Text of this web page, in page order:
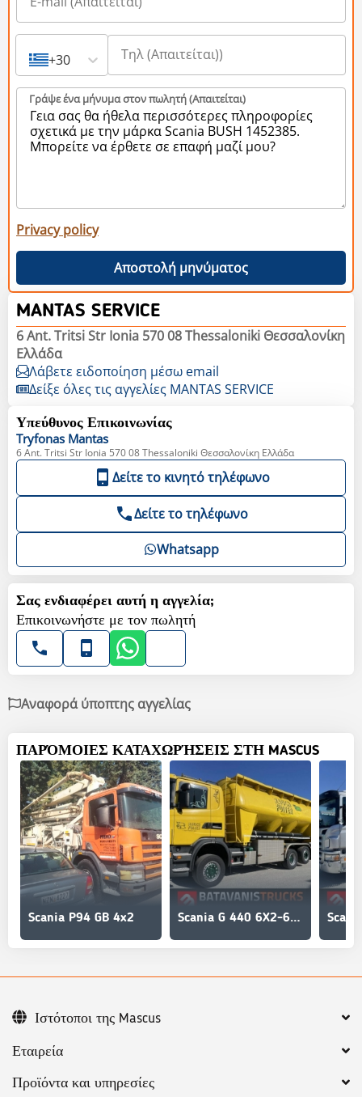
+30
Γράψε ένα μήνυμα στον πωλητή (Aπαιτείται)
Privacy policy
Αποστολή μηνύματος
MANTAS SERVICE
6 Ant. Tritsi Str Ionia 570 08 Thessaloniki Θεσσαλονίκη
Ελλάδα
Λάβετε ειδοποίηση μέσω email
Δείξε όλες τις αγγελίες MANTAS SERVICE
Υπεύθυνος Επικοινωνίας
Tryfonas Mantas
6 Ant. Tritsi Str Ionia 570 08 Thessaloniki Θεσσαλονίκη Ελλάδα
Δείτε το κινητό τηλέφωνο
Δείτε το τηλέφωνο
Whatsapp
Σας ενδιαφέρει αυτή η αγγελία;
Επικοινωνήστε με τον πωλητή
Αναφορά ύποπτης αγγελίας
ΠΑΡΌΜΟΙΕΣ ΚΑΤΑΧΩΡΉΣΕΙΣ ΣΤΗ MASCUS
Scania P94 GB 4x2 Scania G 440 6X2-6X4
Εταιρεία
Προϊόντα και υπηρεσίες
Ιστότοποι της Mascus